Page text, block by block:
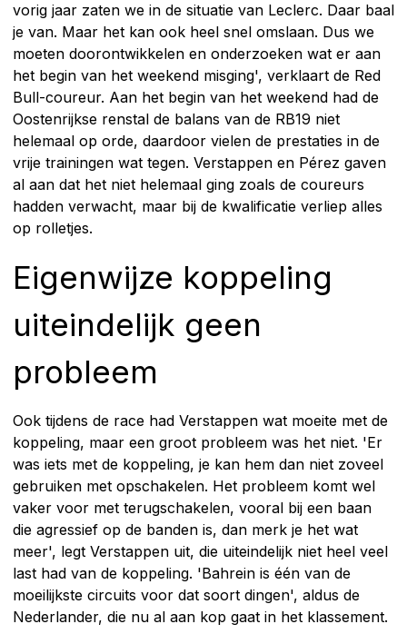
vorig jaar zaten we in de situatie van Leclerc. Daar baal
je van. Maar het kan ook heel snel omslaan. Dus we
moeten doorontwikkelen en onderzoeken wat er aan
het begin van het weekend misging', verklaart de Red
Bull-coureur. Aan het begin van het weekend had de
Oostenrijkse renstal de balans van de RB19 niet
helemaal op orde, daardoor vielen de prestaties in de
vrije trainingen wat tegen. Verstappen en Pérez gaven
al aan dat het niet helemaal ging zoals de coureurs
hadden verwacht, maar bij de kwalificatie verliep alles
op rolletjes.
Eigenwijze koppeling
uiteindelijk geen
probleem
Ook tijdens de race had Verstappen wat moeite met de
koppeling, maar een groot probleem was het niet. 'Er
was iets met de koppeling, je kan hem dan niet zoveel
gebruiken met opschakelen. Het probleem komt wel
vaker voor met terugschakelen, vooral bij een baan
die agressief op de banden is, dan merk je het wat
meer', legt Verstappen uit, die uiteindelijk niet heel veel
last had van de koppeling. 'Bahrein is één van de
moeilijkste circuits voor dat soort dingen', aldus de
Nederlander, die nu al aan kop gaat in het klassement.